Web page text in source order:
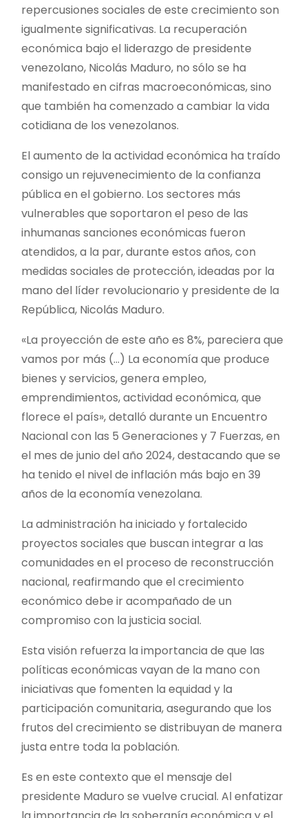
repercusiones sociales de este crecimiento son
igualmente significativas. La recuperación
económica bajo el liderazgo de presidente
venezolano, Nicolás Maduro, no sólo se ha
manifestado en cifras macroeconómicas, sino
que también ha comenzado a cambiar la vida
cotidiana de los venezolanos.
El aumento de la actividad económica ha traído
consigo un rejuvenecimiento de la confianza
pública en el gobierno. Los sectores más
vulnerables que soportaron el peso de las
inhumanas sanciones económicas fueron
atendidos, a la par, durante estos años, con
medidas sociales de protección, ideadas por la
mano del líder revolucionario y presidente de la
República, Nicolás Maduro.
«La proyección de este año es 8%, pareciera que
vamos por más (…) La economía que produce
bienes y servicios, genera empleo,
emprendimientos, actividad económica, que
florece el país», detalló durante un Encuentro
Nacional con las 5 Generaciones y 7 Fuerzas, en
el mes de junio del año 2024, destacando que se
ha tenido el nivel de inflación más bajo en 39
años de la economía venezolana.
La administración ha iniciado y fortalecido
proyectos sociales que buscan integrar a las
comunidades en el proceso de reconstrucción
nacional, reafirmando que el crecimiento
económico debe ir acompañado de un
compromiso con la justicia social.
Esta visión refuerza la importancia de que las
políticas económicas vayan de la mano con
iniciativas que fomenten la equidad y la
participación comunitaria, asegurando que los
frutos del crecimiento se distribuyan de manera
justa entre toda la población.
Es en este contexto que el mensaje del
presidente Maduro se vuelve crucial. Al enfatizar